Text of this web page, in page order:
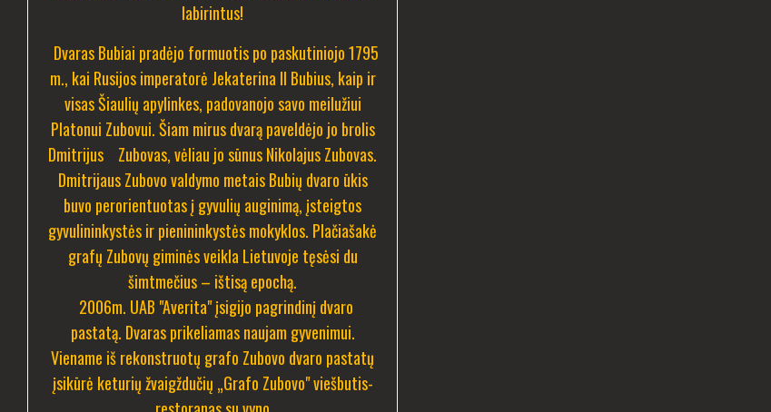
labirintus!
Dvaras Bubiai pradėjo formuotis po paskutiniojo 1795
m., kai Rusijos imperatorė Jekaterina II Bubius, kaip ir
visas Šiaulių apylinkes, padovanojo savo meilužiui
Platonui Zubovui. Šiam mirus dvarą paveldėjo jo brolis
Dmitrijus Zubovas, vėliau jo sūnus Nikolajus Zubovas.
Dmitrijaus Zubovo valdymo metais Bubių dvaro ūkis
buvo perorientuotas į gyvulių auginimą, įsteigtos
gyvulininkystės ir pienininkystės mokyklos. Plačiašakė
grafų Zubovų giminės veikla Lietuvoje tęsėsi du
šimtmečius – ištisą epochą.
2006m. UAB "Averita" įsigijo pagrindinį dvaro
pastatą. Dvaras prikeliamas naujam gyvenimui.
Viename iš rekonstruotų grafo Zubovo dvaro pastatų
įsikūrė keturių žvaigždučių „Grafo Zubovo" viešbutis-